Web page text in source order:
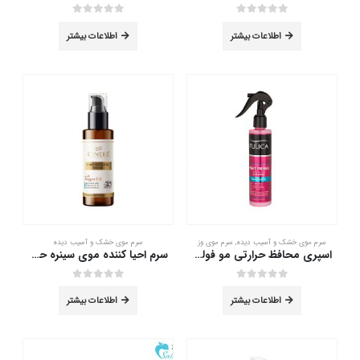
اطلاعات بیشتر اطلاعات بیشتر
سرم موی خشک و آسیب دیده, سرم موی وز
اسپری محافظ حرارتی مو فولیکا 200 میلی لیتر
اطلاعات بیشتر
سرم موی خشک و آسیب دیده
سرم احیا کننده موی سینره حاوی روغن آرگان 100 میلی لیتر
اطلاعات بیشتر